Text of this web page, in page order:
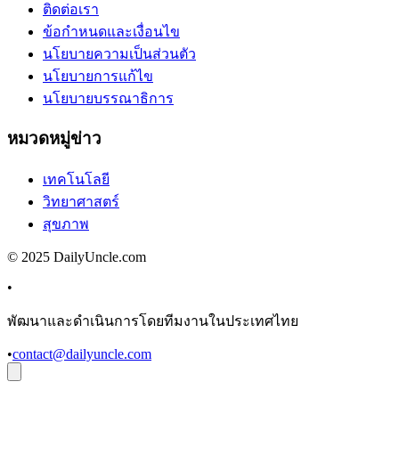
ติดต่อเรา
ข้อกำหนดและเงื่อนไข
นโยบายความเป็นส่วนตัว
นโยบายการแก้ไข
นโยบายบรรณาธิการ
หมวดหมู่ข่าว
เทคโนโลยี
วิทยาศาสตร์
สุขภาพ
© 2025 DailyUncle.com
•
พัฒนาและดำเนินการโดยทีมงานในประเทศไทย
•contact@dailyuncle.com